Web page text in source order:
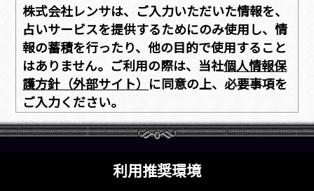
株式会社レンサは、ご入力いただいた情報を、
占いサービスを提供するためにのみ使用し、情
報の蓄積を行ったり、他の目的で使用すること
はありません。ご利用の際は、当社個人情報保
護方針（外部サイト） に同意の上、必要事項を
ご入力ください。
利用推奨環境